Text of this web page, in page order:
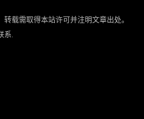
载需取得本站许可并注明文章出处。
系.